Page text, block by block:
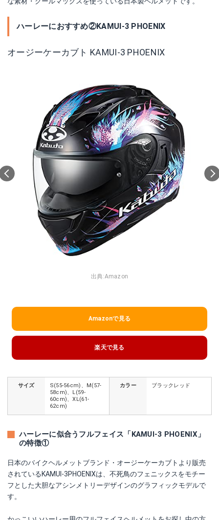
ハーレーにおすすめ②KAMUI-3 PHOENIX
オージーケーカブト KAMUI-3 PHOENIX
出典:Amazon
Amazonで見る
楽天で見る
サイズ
S(55-56cm)、M(57-
58cm)、L(59-
60cm)、XL(61-
62cm)
カラー ブラックレッド
ハーレーに似合うフルフェイス「KAMUI-3 PHOENIX」
の特徴①
日本のバイクヘルメットブランド・オージーケーカブトより販売
されているKAMUI-3PHOENIXは、不死鳥のフェニックスをモチー
フとした大胆なアシンメトリーデザインのグラフィックモデルで
す。